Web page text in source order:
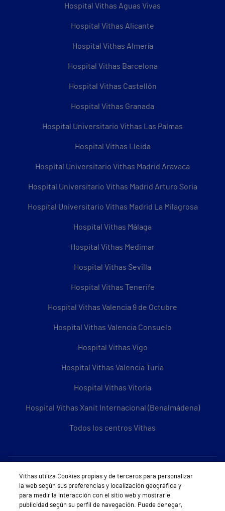
Hospital Vithas Aguas Vivas
Hospital Vithas Alicante
Hospital Vithas Almería
Hospital Vithas Barcelona
Hospital Vithas Castellón
Hospital Vithas Granada
Hospital Universitario Vithas Las Palmas
Hospital Vithas Lleida
Hospital Universitario Vithas Madrid Aravaca
Hospital Universitario Vithas Madrid Arturo Soria
Hospital Universitario Vithas Madrid La Milagrosa
Hospital Vithas Málaga
Hospital Vithas Medimar
Hospital Vithas Sevilla
Hospital Vithas Tenerife
Hospital Vithas Valencia 9 de Octubre
Hospital Vithas Valencia Consuelo
Hospital Vithas Vigo
Hospital Vithas Valencia Turia
Hospital Vithas Vitoria
Hospital Vithas Xanit Internacional (Benalmádena)
Todos los centros Vithas
Sobre Vithas
Quiénes somos
Vithas utiliza Cookies propias y de terceros para personalizar
la web según sus preferencias y localización geográfica y
para medir la interacción con el sitio web y mostrarle
publicidad según su perfil de navegación. Puede denegar,